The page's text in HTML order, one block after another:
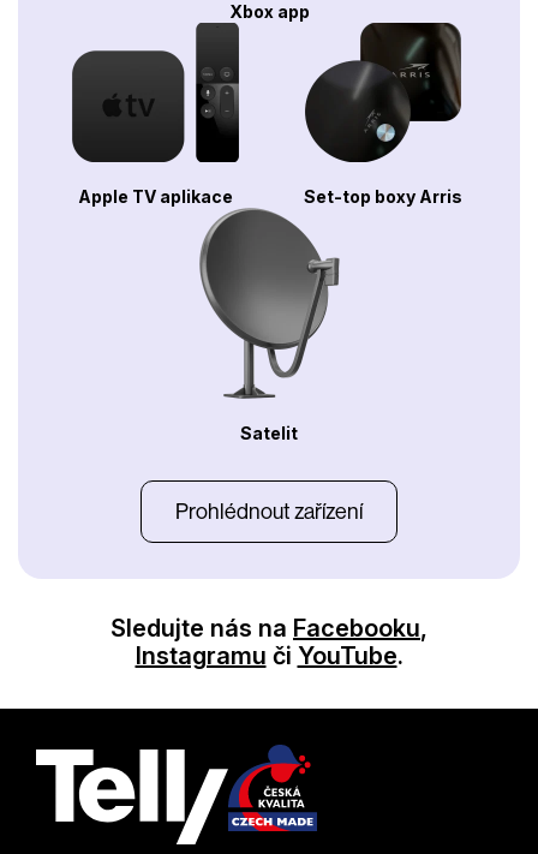
Xbox app
Apple TV aplikace Set-top boxy Arris
Satelit
Prohlédnout zařízení
Sledujte nás na Facebooku,
Instagramu či YouTube.